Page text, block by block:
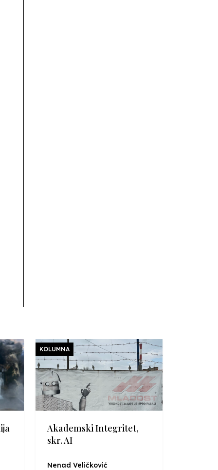
KOLUMNA
Akademski Integritet,
skr. AI
Nenad Veličković